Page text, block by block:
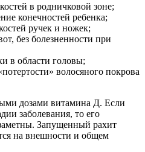
в родничковой зоне;
конечностей ребенка;
ручек и ножек;
без болезненности при
в области головы;
волосяного покрова
дозами витамина Д. Если
заболевания, то его
Запущенный рахит
на внешности и общем